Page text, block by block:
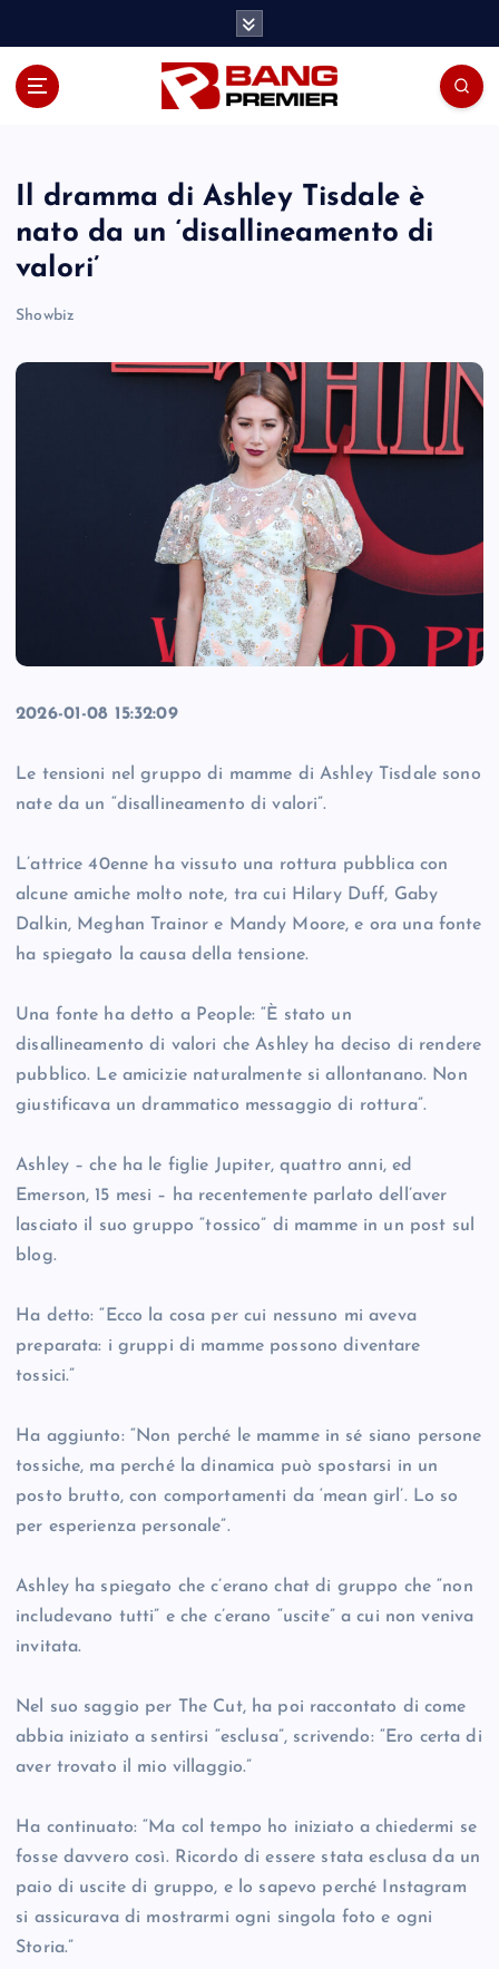
Il dramma di Ashley Tisdale è
nato da un ‘disallineamento di
valori’
Showbiz
2026-01-08 15:32:09
Le tensioni nel gruppo di mamme di Ashley Tisdale sono
nate da un “disallineamento di valori”.
L’attrice 40enne ha vissuto una rottura pubblica con
alcune amiche molto note, tra cui Hilary Duff, Gaby
Dalkin, Meghan Trainor e Mandy Moore, e ora una fonte
ha spiegato la causa della tensione.
Una fonte ha detto a People: “È stato un
disallineamento di valori che Ashley ha deciso di rendere
pubblico. Le amicizie naturalmente si allontanano. Non
giustificava un drammatico messaggio di rottura”.
Ashley – che ha le figlie Jupiter, quattro anni, ed
Emerson, 15 mesi – ha recentemente parlato dell’aver
lasciato il suo gruppo “tossico” di mamme in un post sul
blog.
Ha detto: “Ecco la cosa per cui nessuno mi aveva
preparata: i gruppi di mamme possono diventare
tossici.”
Ha aggiunto: “Non perché le mamme in sé siano persone
tossiche, ma perché la dinamica può spostarsi in un
posto brutto, con comportamenti da ‘mean girl’. Lo so
per esperienza personale”.
Ashley ha spiegato che c’erano chat di gruppo che “non
includevano tutti” e che c’erano “uscite” a cui non veniva
invitata.
Nel suo saggio per The Cut, ha poi raccontato di come
abbia iniziato a sentirsi “esclusa”, scrivendo: “Ero certa di
aver trovato il mio villaggio.”
Ha continuato: “Ma col tempo ho iniziato a chiedermi se
fosse davvero così. Ricordo di essere stata esclusa da un
paio di uscite di gruppo, e lo sapevo perché Instagram
si assicurava di mostrarmi ogni singola foto e ogni
Storia.”